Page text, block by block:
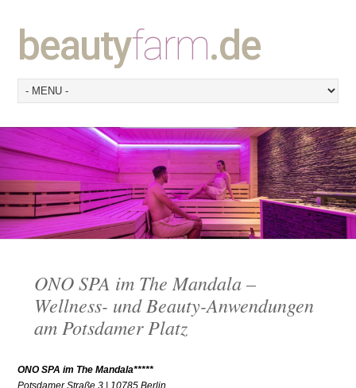
beautyfarm.de
ONO SPA im The Mandala –
Wellness- und Beauty-Anwendungen
am Potsdamer Platz
ONO SPA im The Mandala*****
Potsdamer Straße 3 | 10785 Berlin